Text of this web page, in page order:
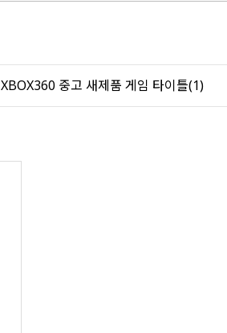
XBOX360 중고 새제품 게임 타이틀(1)